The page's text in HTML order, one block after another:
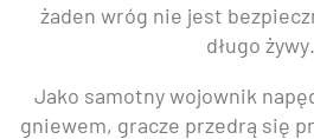
żaden wróg nie jest
długo
Jako samotny wojownik
gniewem, gracze przedrą się